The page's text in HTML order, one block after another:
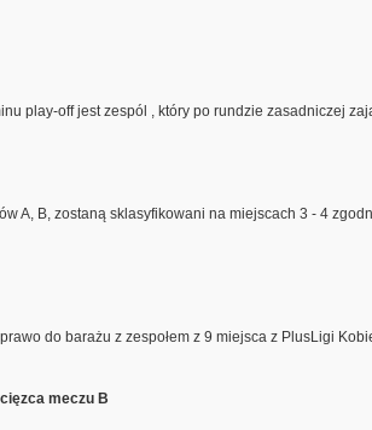
play-off jest zespól , który po rundzie zasadniczej
A, B, zostaną sklasyfikowani na miejscach 3 - 4
do barażu z zespołem z 9 miejsca z PlusLigi
meczu B